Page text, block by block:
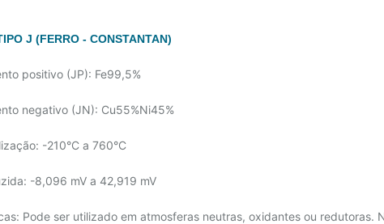
J (FERRO - CONSTANTAN)
positivo (JP): Fe99,5%
negativo (JN): Cu55%Ni45%
-210°C a 760°C
-8,096 mV a 42,919 mV
Pode ser utilizado em atmosferas neutras, oxidantes ou redutoras.